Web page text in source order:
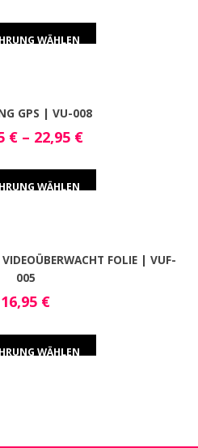
WÄHLEN
GPS | VU-008
€– 22,95 €
WÄHLEN
VIDEOÜBERWACHT FOLIE | VUF-
005
16,95 €
WÄHLEN